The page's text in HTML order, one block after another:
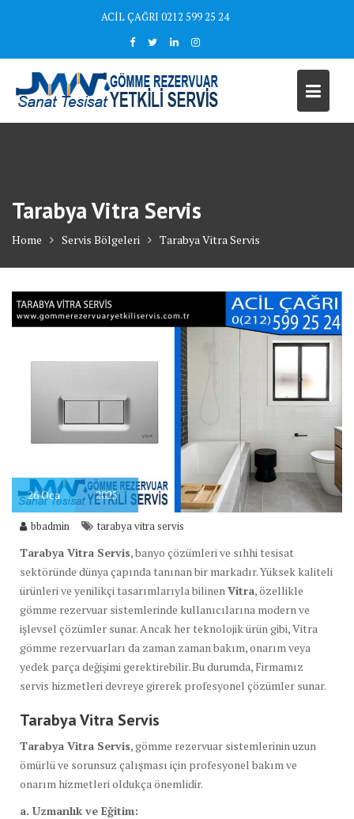
ACİL ÇAĞRI 0212 599 25 24
Tarabya Vitra Servis
Home Servis Bölgeleri Tarabya Vitra Servis
26Oca 2025
bbadmin tarabya vitra servis
Tarabya Vitra Servis, banyo çözümleri ve sıhhi tesisat
sektöründe dünya çapında tanınan bir markadır. Yüksek kaliteli
ürünleri ve yenilikçi tasarımlarıyla bilinen Vitra, özellikle
gömme rezervuar sistemlerinde kullanıcılarına modern ve
işlevsel çözümler sunar. Ancak her teknolojik ürün gibi, Vitra
gömme rezervuarları da zaman zaman bakım, onarım veya
yedek parça değişimi gerektirebilir. Bu durumda, Firmamız
servis hizmetleri devreye girerek profesyonel çözümler sunar.
Tarabya Vitra Servis
Tarabya Vitra Servis, gömme rezervuar sistemlerinin uzun
ömürlü ve sorunsuz çalışması için profesyonel bakım ve
onarım hizmetleri oldukça önemlidir.
a. Uzmanlık ve Eğitim: